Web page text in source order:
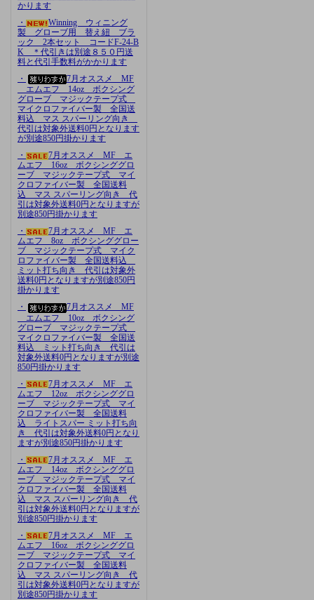
かります
・
Winning ウィニング
製 グローブ用 替え紐 ブラ
ック 2本セット コードF-24-B
K ＊代引きは別途８５０円送
料と代引手数料がかかります
・
7月オススメ MF
エムエフ 14oz ボクシング
グローブ マジックテープ式
マイクロファイバー製 全国送
料込 マス スパーリング向き
代引は対象外送料0円となります
が別途850円掛かります
・
7月オススメ MF エ
ムエフ 16oz ボクシンググロ
ーブ マジックテープ式 マイ
クロファイバー製 全国送料
込 マス スパーリング向き 代
引は対象外送料0円となりますが
別途850円掛かります
・
7月オススメ MF エ
ムエフ 8oz ボクシンググロー
ブ マジックテープ式 マイク
ロファイバー製 全国送料込
ミット打ち向き 代引は対象外
送料0円となりますが別途850円
掛かります
・
7月オススメ MF
エムエフ 10oz ボクシング
グローブ マジックテープ式
マイクロファイバー製 全国送
料込 ミット打ち向き 代引は
対象外送料0円となりますが別途
850円掛かります
・
7月オススメ MF エ
ムエフ 12oz ボクシンググロ
ーブ マジックテープ式 マイ
クロファイバー製 全国送料
込 ライトスパー ミット打ち向
き 代引は対象外送料0円となり
ますが別途850円掛かります
・
7月オススメ MF エ
ムエフ 14oz ボクシンググロ
ーブ マジックテープ式 マイ
クロファイバー製 全国送料
込 マス スパーリング向き 代
引は対象外送料0円となりますが
別途850円掛かります
・
7月オススメ MF エ
ムエフ 16oz ボクシンググロ
ーブ マジックテープ式 マイ
クロファイバー製 全国送料
込 マス スパーリング向き 代
引は対象外送料0円となりますが
別途850円掛かります